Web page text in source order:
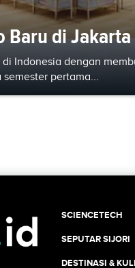
Baru di
di Indonesia dengan
pertama...
SCIENCETECH
SEPUTAR SIJORI
DESTINASI &